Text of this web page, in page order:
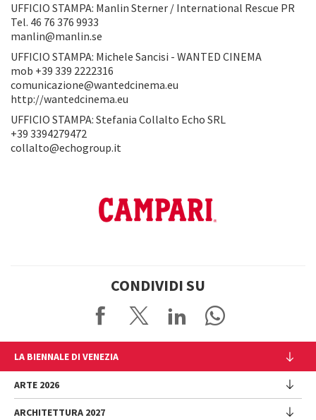
UFFICIO STAMPA: Manlin Sterner / International Rescue PR
Tel. 46 76 376 9933
manlin@manlin.se
UFFICIO STAMPA: Michele Sancisi - WANTED CINEMA
mob +39 339 2222316
comunicazione@wantedcinema.eu
http://wantedcinema.eu
UFFICIO STAMPA: Stefania Collalto Echo SRL
+39 3394279472
collalto@echogroup.it
CONDIVIDI SU
LA BIENNALE DI VENEZIA
L'Istituzione
Cariche istituzionali
ARTE 2026
Esposizione
ARCHITETTURA 2027